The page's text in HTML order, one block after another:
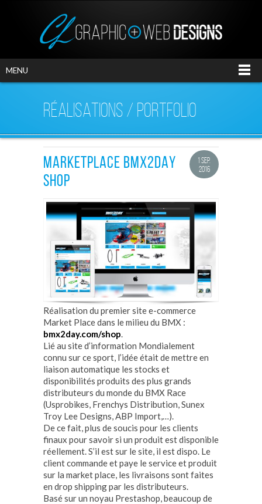
MENU
RÉALISATIONS / PORTFOLIO
1 SEP.
2016
MARKETPLACE BMX2DAY
SHOP
Réalisation du premier site e-commerce
Market Place dans le milieu du BMX :
bmx2day.com/shop.
Lié au site d’information Mondialement
connu sur ce sport, l’idée était de mettre en
liaison automatique les stocks et
disponibilités produits des plus grands
distributeurs du monde du BMX Race
(Usprobikes, Frenchys Distribution, Sunex
Troy Lee Designs, ABP Import,…).
De ce fait, plus de soucis pour les clients
finaux pour savoir si un produit est disponible
réellement. S’il est sur le site, il est dispo. Le
client commande et paye le service et produit
sur la market place, les livraisons sont faites
en drop shipping par les distributeurs.
Basé sur un noyau Prestashop, beaucoup de